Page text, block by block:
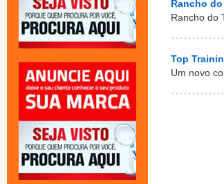
Rancho
Rancho do
Top
Um novo